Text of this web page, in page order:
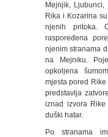
Mejnjik,
Rika i Kozarina
njenih pritoka.
raspoređena
njenim stranama
na Mejniku.
opkoljena
mjesta pored
predstavlja
iznad izvora
duški hatar.
Po stranama